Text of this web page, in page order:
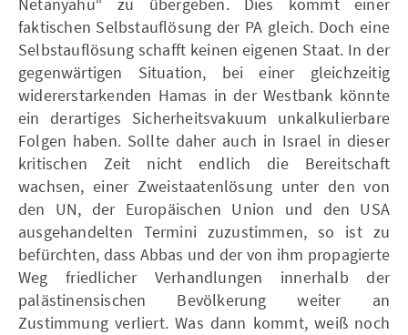
faktischen Selbstauflösung der PA gleich. Doch eine
Selbstauflösung schafft keinen eigenen Staat. In der
gegenwärtigen Situation, bei einer gleichzeitig
widererstarkenden Hamas in der Westbank könnte
ein derartiges Sicherheitsvakuum unkalkulierbare
Folgen haben. Sollte daher auch in Israel in dieser
kritischen Zeit nicht endlich die Bereitschaft
wachsen, einer Zweistaatenlösung unter den von
den UN, der Europäischen Union und den USA
ausgehandelten Termini zuzustimmen, so ist zu
befürchten, dass Abbas und der von ihm propagierte
Weg friedlicher Verhandlungen innerhalb der
palästinensischen Bevölkerung weiter an
Zustimmung verliert. Was dann kommt, weiß noch